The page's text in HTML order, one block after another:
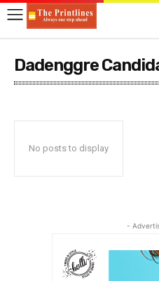
Dadenggre
No posts to display
-